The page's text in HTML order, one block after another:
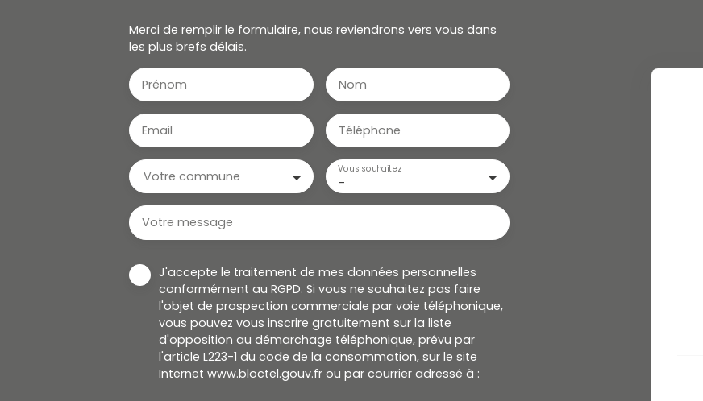
Merci de remplir le formulaire, nous reviendrons vers vous dans
les plus brefs délais.
Prénom Nom
Email Téléphone
Votre commune -
Vous souhaitez
Votre message
J'accepte le traitement de mes données personnelles
conformément au RGPD. Si vous ne souhaitez pas faire
l'objet de prospection commerciale par voie téléphonique,
vous pouvez vous inscrire gratuitement sur la liste
d'opposition au démarchage téléphonique, prévu par
l'article L223-1 du code de la consommation, sur le site
Internet www.bloctel.gouv.fr ou par courrier adressé à :